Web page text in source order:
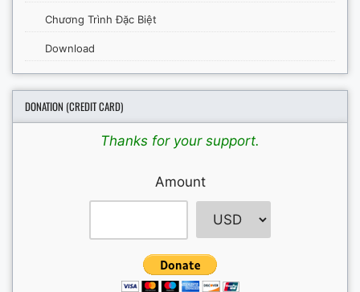
Chương Trình Đặc Biệt
Download
DONATION (CREDIT CARD)
Thanks for your support.
Amount